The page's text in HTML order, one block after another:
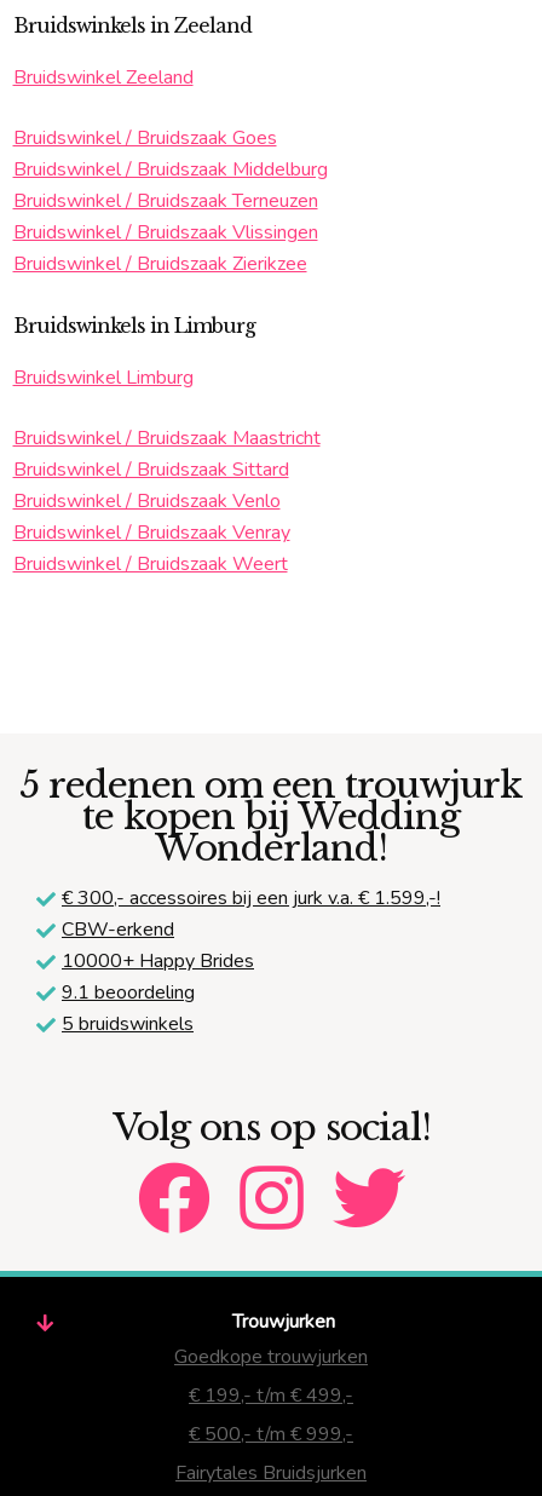
Bruidswinkels in Zeeland
Bruidswinkel Zeeland
Bruidswinkel / Bruidszaak Goes
Bruidswinkel / Bruidszaak Middelburg
Bruidswinkel / Bruidszaak Terneuzen
Bruidswinkel / Bruidszaak Vlissingen
Bruidswinkel / Bruidszaak Zierikzee
Bruidswinkels in Limburg
Bruidswinkel Limburg
Bruidswinkel / Bruidszaak Maastricht
Bruidswinkel / Bruidszaak Sittard
Bruidswinkel / Bruidszaak Venlo
Bruidswinkel / Bruidszaak Venray
Bruidswinkel / Bruidszaak Weert
5 redenen om een trouwjurk
te kopen bij Wedding
Wonderland!
€ 300,- accessoires bij een jurk v.a. € 1.599,-!
CBW-erkend
10000+ Happy Brides
9.1 beoordeling
5 bruidswinkels
Volg ons op social!
Trouwjurken
Goedkope trouwjurken
€ 199,- t/m € 499,-
€ 500,- t/m € 999,-
Fairytales Bruidsjurken